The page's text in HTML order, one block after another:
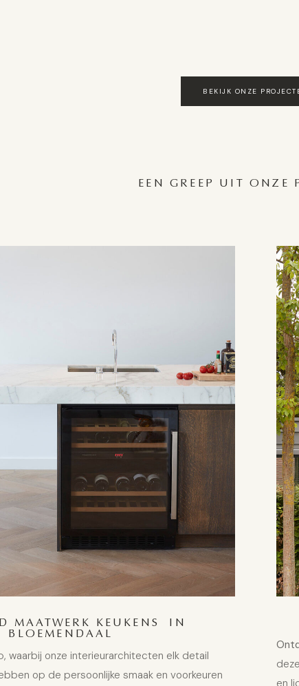
BEKIJK ONZE
EEN GREEP UIT ONZE
MAATWERK KEUKENS IN
BLOEMENDAAL
waarbij onze interieurarchitecten elk detail
op de persoonlijke smaak en voorkeuren
en